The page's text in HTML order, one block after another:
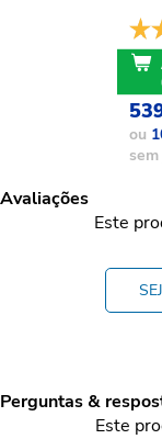
De:
ou
Adicionar ao
Avaliações
Este
Perguntas &
Este